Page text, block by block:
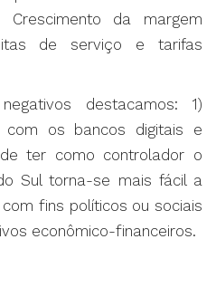
da margem
de serviço e tarifas
destacamos: 1)
com os bancos digitais e
ter como controlador o
Sul torna-se mais fácil a
fins políticos ou sociais
econômico-financeiros.